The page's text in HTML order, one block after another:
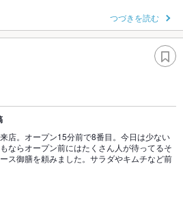
つづきを読む
店。オープン15分前で8番目。今日は少ない
ならオープン前にはたくさん人が待ってるそ
ス御膳を頼みました。サラダやキムチなど前